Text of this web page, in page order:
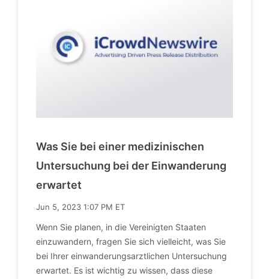
Was Sie bei einer medizinischen
Untersuchung bei der Einwanderung
erwartet
Jun 5, 2023 1:07 PM ET
Wenn Sie planen, in die Vereinigten Staaten
einzuwandern, fragen Sie sich vielleicht, was Sie
bei Ihrer einwanderungsarztlichen Untersuchung
erwartet. Es ist wichtig zu wissen, dass diese